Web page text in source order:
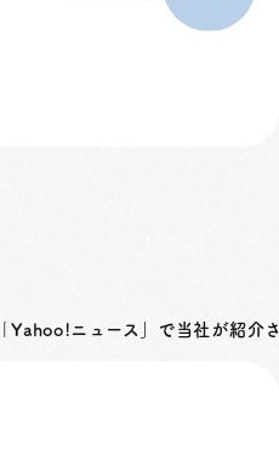
「Yahoo!ニュース」で当社が紹介